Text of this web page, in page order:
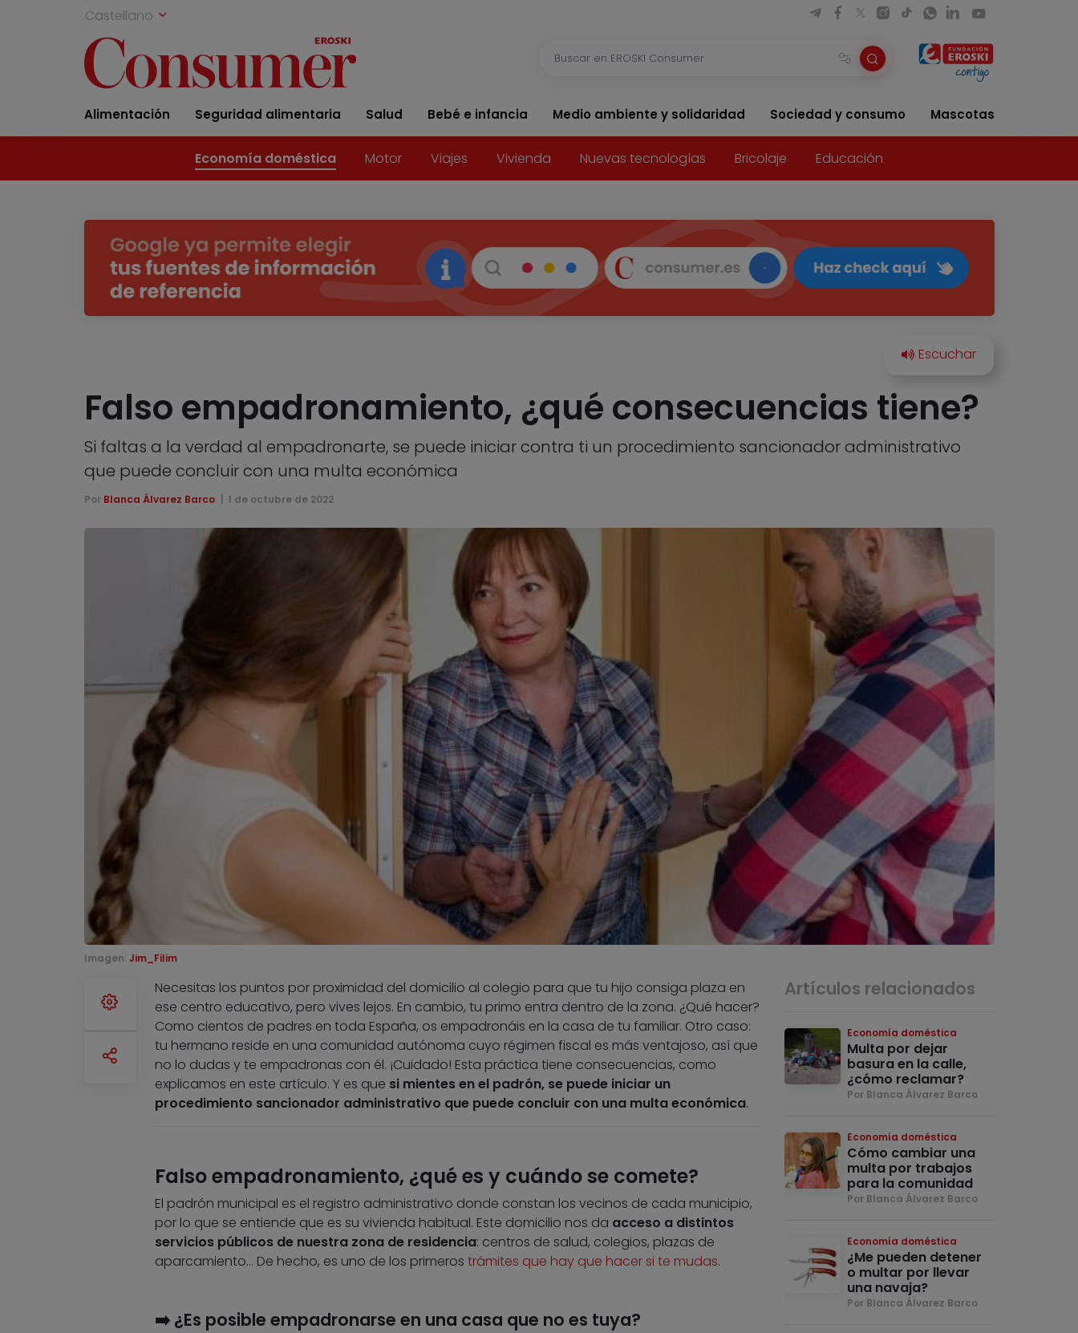
Castellano
Alimentación Seguridad alimentaria Salud Bebé e infancia Medio ambiente y solidaridad Sociedad y consumo Mascotas
Economía doméstica Motor Viajes Vivienda Nuevas tecnologías Bricolaje Educación
Falso empadronamiento, ¿qué consecuencias tiene?
Si faltas a la verdad al empadronarte, se puede iniciar contra ti un procedimiento sancionador administrativo
que puede concluir con una multa económica
Por Blanca Álvarez Barco 1 de octubre de 2022
Imagen: Jim_Filim
Necesitas los puntos por proximidad del domicilio al colegio para que tu hijo consiga plaza en
ese centro educativo, pero vives lejos. En cambio, tu primo entra dentro de la zona. ¿Qué hacer?
Como cientos de padres en toda España, os empadronáis en la casa de tu familiar. Otro caso:
tu hermano reside en una comunidad autónoma cuyo régimen fiscal es más ventajoso, así que
no lo dudas y te empadronas con él. ¡Cuidado! Esta práctica tiene consecuencias, como
explicamos en este artículo. Y es que si mientes en el padrón, se puede iniciar un
procedimiento sancionador administrativo que puede concluir con una multa económica.
Falso empadronamiento, ¿qué es y cuándo se comete?
El padrón municipal es el registro administrativo donde constan los vecinos de cada municipio,
por lo que se entiende que es su vivienda habitual. Este domicilio nos da acceso a distintos
servicios públicos de nuestra zona de residencia: centros de salud, colegios, plazas de
aparcamiento… De hecho, es uno de los primeros trámites que hay que hacer si te mudas.
➡️ ¿Es posible empadronarse en una casa que no es tuya?
Artículos relacionados
Economía doméstica
Multa por dejar
basura en la calle,
¿cómo reclamar?
Por Blanca Álvarez Barco
Economía doméstica
Cómo cambiar una
multa por trabajos
para la comunidad
Por Blanca Álvarez Barco
Economía doméstica
¿Me pueden detener
o multar por llevar
una navaja?
Por Blanca Álvarez Barco